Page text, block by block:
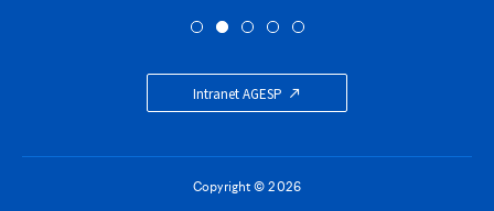
Intranet AGESP
Copyright © 2026